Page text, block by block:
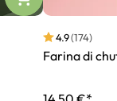
4.9(174)
Farina di